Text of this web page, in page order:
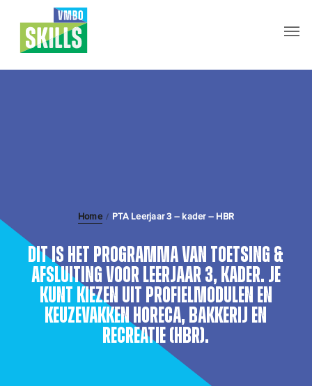
Home / PTA Leerjaar 3 – kader – HBR
Dit is het Programma van Toetsing &
Afsluiting voor leerjaar 3, kader. Je
kunt kiezen uit profielmodulen en
keuzevakken Horeca, Bakkerij en
Recreatie (HBR).